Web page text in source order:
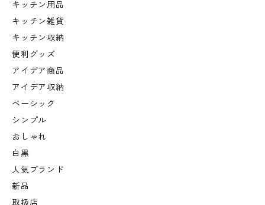
キッチン用品
キッチン雑貨
キッチン収納
便利グッズ
アイデア商品
アイデア収納
ベーシック
シンプル
おしゃれ
白黒
人気ブランド
新品
取扱店